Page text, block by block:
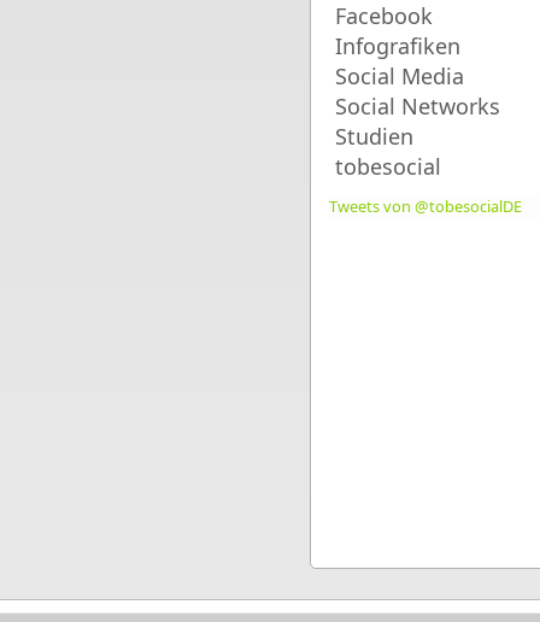
Facebook
Infografiken
Social Media
Social Networks
Studien
tobesocial
Tweets von @tobesocialDE